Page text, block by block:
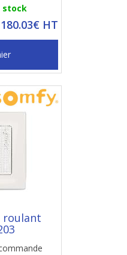
stock
HT
roulant